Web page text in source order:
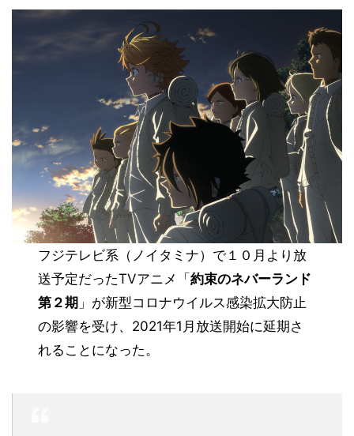
フジテレビ系（ノイタミナ）で１０月より放
送予定だったTVアニメ「約束のネバーランド
第２期 」が新型コロナウイルス感染拡大防止
の影響を受け、2021年1月放送開始に延期さ
れることになった。